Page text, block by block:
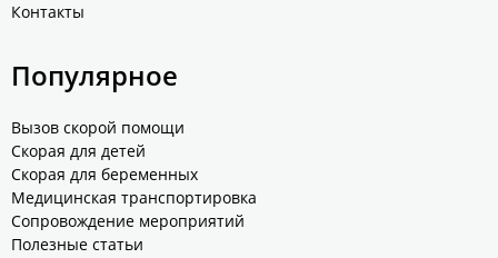
Контакты
Популярное
Вызов скорой помощи
Скорая для детей
Скорая для беременных
Медицинская транспортировка
Сопровождение мероприятий
Полезные статьи